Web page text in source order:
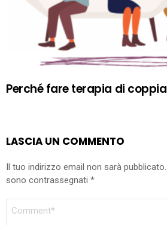
Perché fare terapia di coppia
LASCIA UN COMMENTO
Il tuo indirizzo email non sarà pubblicato.
sono contrassegnati *
COMMENTO